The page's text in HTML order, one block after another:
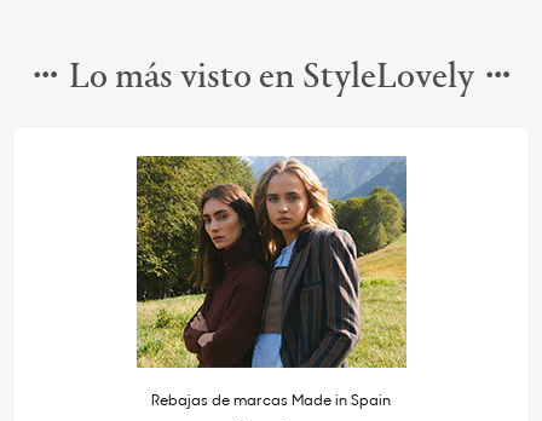
Lo más visto en StyleLovely
Rebajas de marcas Made in Spain